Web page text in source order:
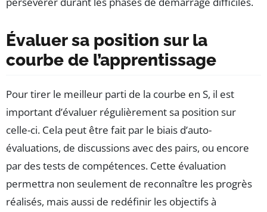
Évaluer sa position sur la
courbe de l’apprentissage
Pour tirer le meilleur parti de la courbe en S, il est
important d’évaluer régulièrement sa position sur
celle-ci. Cela peut être fait par le biais d’auto-
évaluations, de discussions avec des pairs, ou encore
par des tests de compétences. Cette évaluation
permettra non seulement de reconnaître les progrès
réalisés, mais aussi de redéfinir les objectifs à